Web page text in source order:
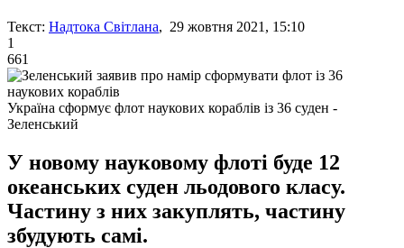
Текст: Надтока Світлана, 29 жовтня 2021, 15:10
1
661
Україна сформує флот наукових кораблів із 36 суден -
Зеленський
У новому науковому флоті буде 12
океанських суден льодового класу.
Частину з них закуплять, частину
збудують самі.